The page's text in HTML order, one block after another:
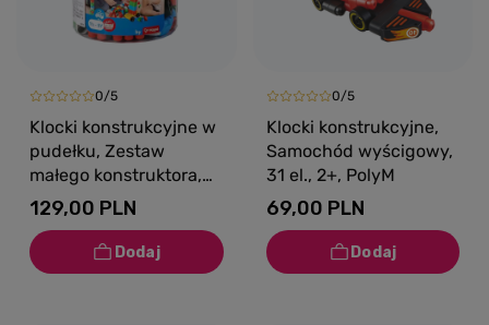
0/5
Klocki konstrukcyjne w
pudełku, Zestaw
małego konstruktora,
128 el., 18m+, PolyM
129,00 PLN
0/5
Klocki konstrukcyjne,
Samochód wyścigowy,
31 el., 2+, PolyM
69,00 PLN